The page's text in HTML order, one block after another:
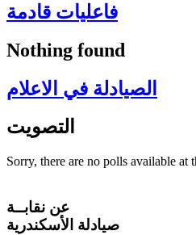
فاعليات قادمة
Nothing found
الصيادلة في الاعلام
التصويت
Sorry, there are no polls available at
عن نقابــة
صيادلة الأسكندرية